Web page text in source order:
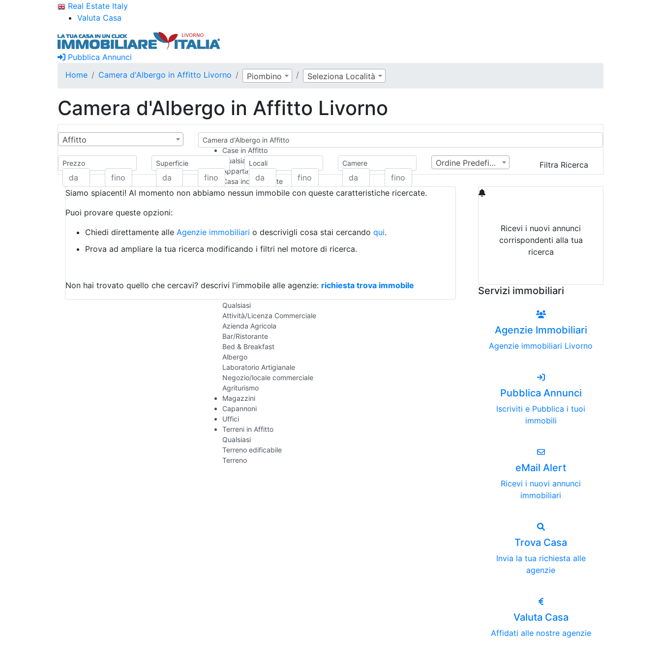
Real Estate Italy
Valuta Casa
Pubblica Annunci
Home
Camera d'Albergo in Affitto Livorno Piombino Seleziona Località
Camera d'Albergo in Affitto Livorno
Affitto
Camera d'Albergo in Affitto
Case in Affitto
Qualsiasi
Appartamento
Casa indipendente
Casa Semi-indipendente
Rustico/Casale
Camera d'Albergo
Box/Garage
Qualsiasi
Attività/Licenza Commerciale
Azienda Agricola
Bar/Ristorante
Bed & Breakfast
Albergo
Laboratorio Artigianale
Negozio/locale commerciale
Agriturismo
Magazzini
Capannoni
Uffici
Terreni in Affitto
Qualsiasi
Terreno edificabile
Terreno
Prezzo Superficie Locali Camere Ordine Predefinito Filtra Ricerca
Siamo spiacenti! Al momento non abbiamo nessun immobile con queste caratteristiche ricercate.
Puoi provare queste opzioni:
Chiedi direttamente alle Agenzie immobiliari o descrivigli cosa stai cercando qui.
Prova ad ampliare la tua ricerca modificando i filtri nel motore di ricerca.
Non hai trovato quello che cercavi? descrivi l'immobile alle agenzie: richiesta trova immobile
Ricevi i nuovi annunci
corrispondenti alla tua
ricerca
Servizi immobiliari
Agenzie Immobiliari
Agenzie immobiliari Livorno
Pubblica Annunci
Iscriviti e Pubblica i tuoi
immobili
eMail Alert
Ricevi i nuovi annunci
immobiliari
Trova Casa
Invia la tua richiesta alle
agenzie
Valuta Casa
Affidati alle nostre agenzie